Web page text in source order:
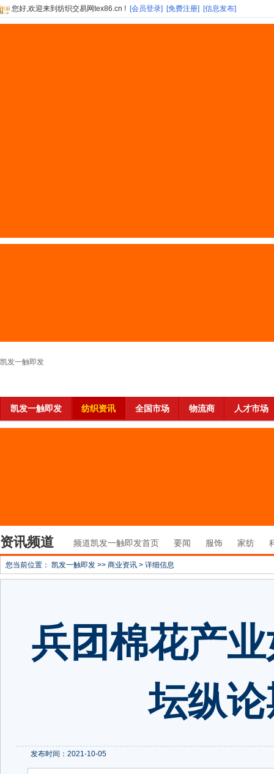
您好,欢迎来到纺织交易网tex86.cn ! [会员登录] [免费注册] [信息发布]
凯发一触即发
凯发一触即发 纺织资讯 全国市场 物流商 人才市场
资讯频道 频道凯发一触即发首页 要闻 服饰 家纺
您当前位置： 凯发一触即发 >> 商业资讯 > 详细信息
兵团棉花产
坛纵
发布时间：2021-10-05